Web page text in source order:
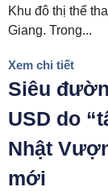
Khu đô thị thể
Giang. Trong...
Xem chi tiết
Siêu
USD do
Nhật
mới